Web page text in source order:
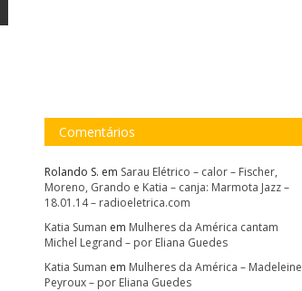
Comentários
Rolando S. em Sarau Elétrico – calor – Fischer,
Moreno, Grando e Katia – canja: Marmota Jazz –
18.01.14 – radioeletrica.com
Katia Suman em Mulheres da América cantam
Michel Legrand – por Eliana Guedes
Katia Suman em Mulheres da América – Madeleine
Peyroux – por Eliana Guedes